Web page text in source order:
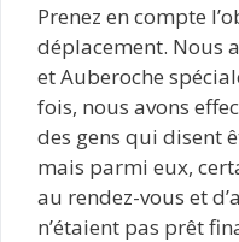
Prenez en compte
déplacement. Nous
et Auberoche
fois, nous avons
des gens qui disent
mais parmi eux,
au rendez-vous et
n’étaient pas prêt